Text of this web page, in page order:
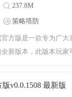
237.8M
策略塔防
方版是一款专为广大
新版本，此版本玩家
戏的乐趣，还在等什
v0.0.1508 最新版